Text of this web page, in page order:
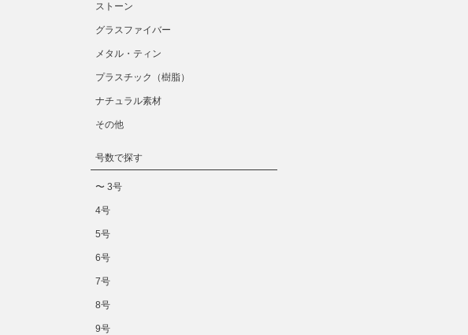
ストーン
グラスファイバー
メタル・ティン
プラスチック（樹脂）
ナチュラル素材
その他
号数で探す
〜 3号
4号
5号
6号
7号
8号
9号